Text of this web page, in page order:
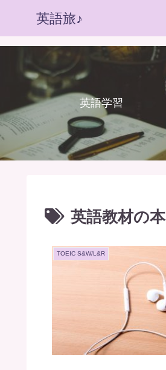
英語旅♪
英語学習
英語教材の本
TOEIC S&W/L&R